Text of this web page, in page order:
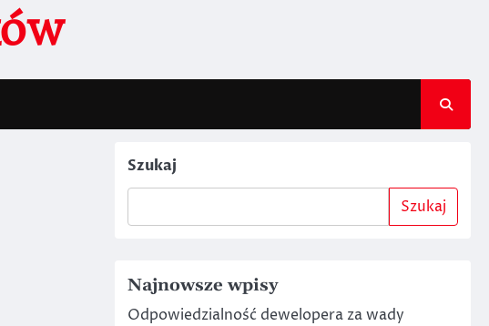
Szukaj
Szukaj
Najnowsze wpisy
Odpowiedzialność dewelopera za wady